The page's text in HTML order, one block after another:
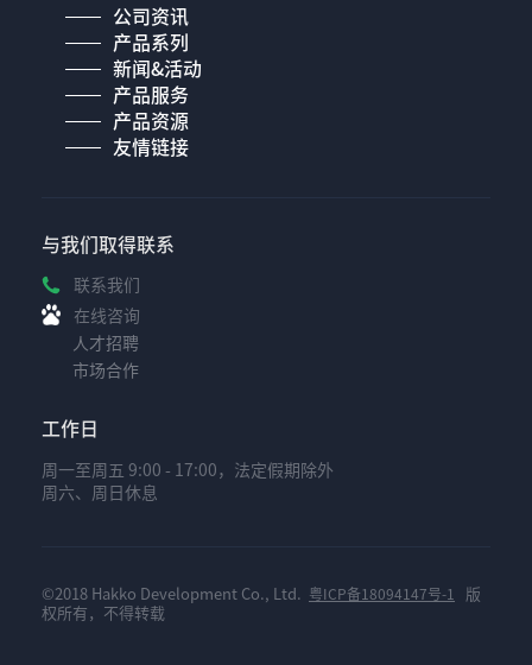
公司资讯
产品系列
新闻&活动
产品服务
产品资源
友情链接
与我们取得联系
联系我们
在线咨询
人才招聘
市场合作
工作日
周一至周五 9:00 - 17:00，法定假期除外
周六、周日休息
©2018 Hakko Development Co., Ltd. 粤ICP备18094147号-1
版
权所有，不得转载